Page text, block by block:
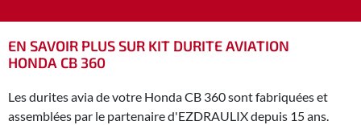
EN SAVOIR PLUS SUR KIT DURITE AVIATION
HONDA CB 360
Les durites avia de votre Honda CB 360 sont fabriquées et
assemblées par le partenaire d'EZDRAULIX depuis 15 ans.